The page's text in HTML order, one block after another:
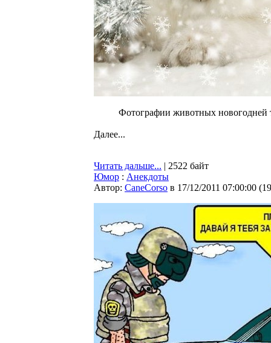
Фотографии животных новогодней
Далее...
Читать дальше... | 2522 байт
Юмор : Анекдоты
Автор: CaneCorso в 17/12/2011 07:00:00 (